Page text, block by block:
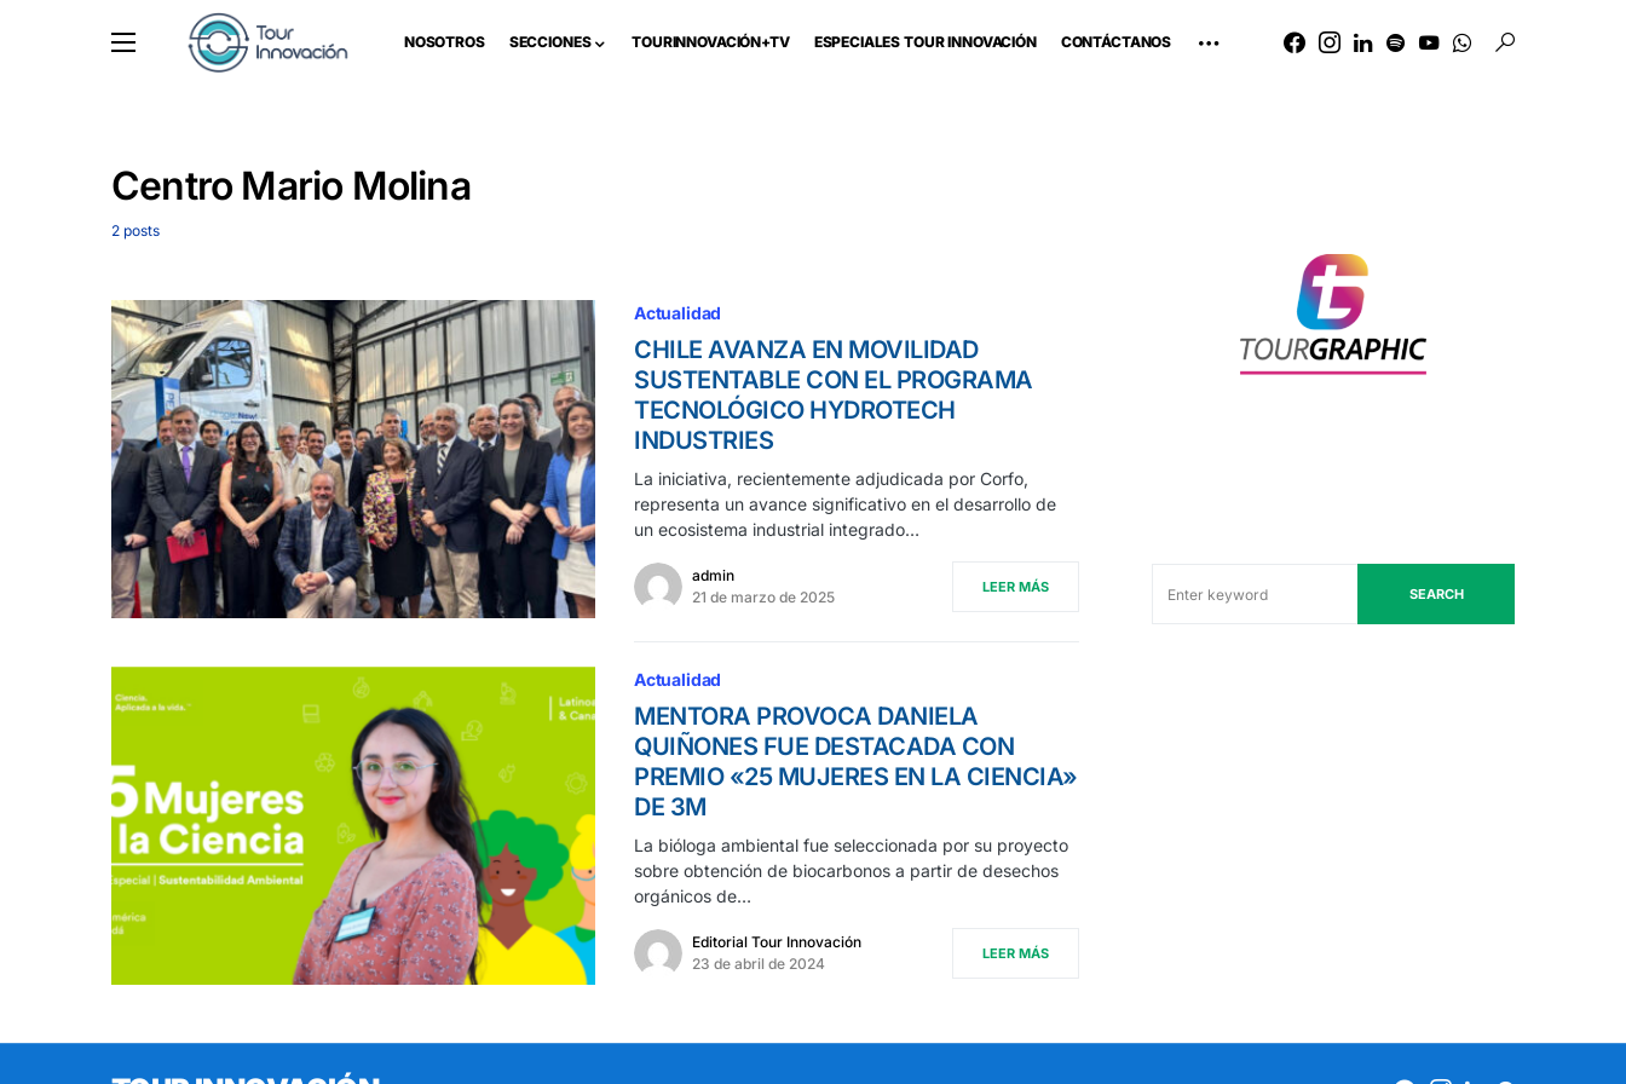
NOSOTROS SECCIONES TOURINNOVACIÓN+TV ESPECIALES TOUR INNOVACIÓN CONTÁCTANOS
Centro Mario Molina
2 posts
Actualidad
CHILE AVANZA EN MOVILIDAD
SUSTENTABLE CON EL PROGRAMA
TECNOLÓGICO HYDROTECH
INDUSTRIES
La iniciativa, recientemente adjudicada por Corfo,
representa un avance significativo en el desarrollo de
un ecosistema industrial integrado…
admin
21 de marzo de 2025
LEER MÁS
Actualidad
MENTORA PROVOCA DANIELA
QUIÑONES FUE DESTACADA CON
PREMIO «25 MUJERES EN LA CIENCIA»
DE 3M
La bióloga ambiental fue seleccionada por su proyecto
sobre obtención de biocarbonos a partir de desechos
orgánicos de…
Editorial Tour Innovación
23 de abril de 2024
LEER MÁS
SEARCH